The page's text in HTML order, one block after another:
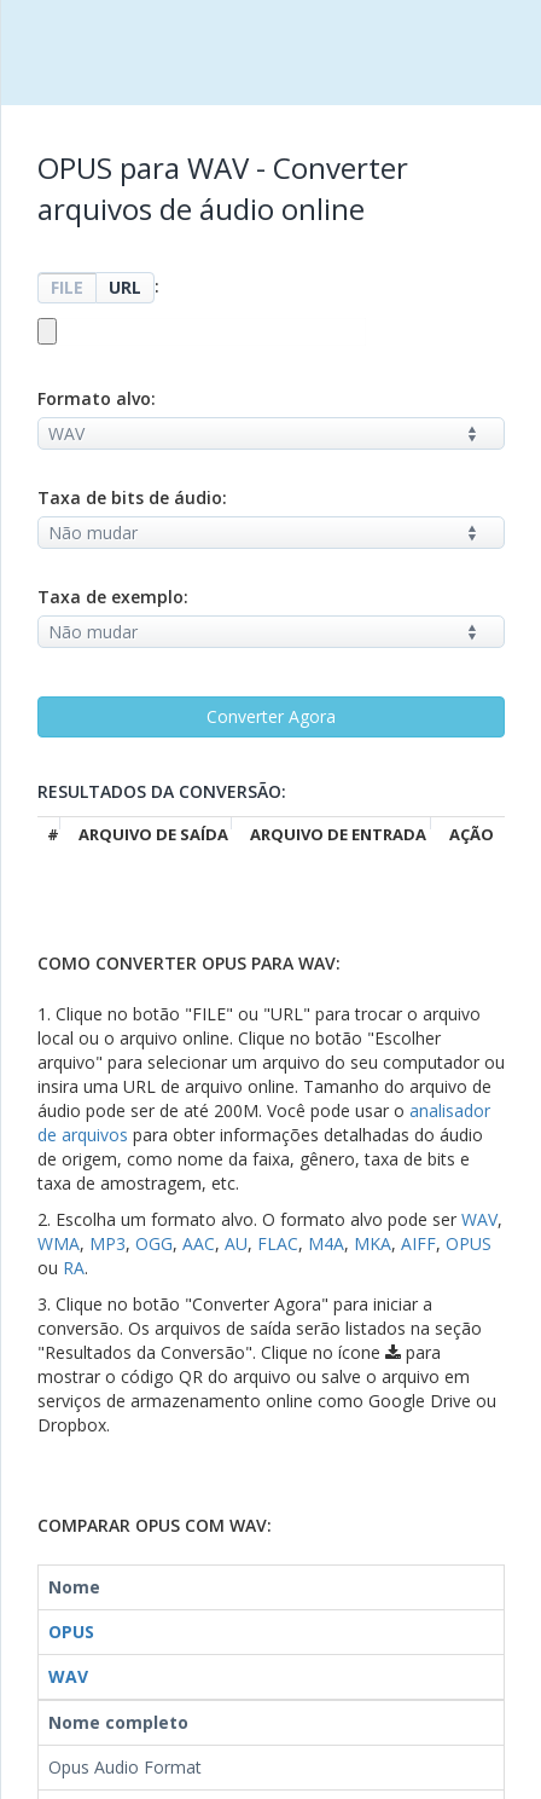
OPUS para WAV - Converter
arquivos de áudio online
FILE URL :
Formato alvo:
Taxa de bits de áudio:
Taxa de exemplo:
RESULTADOS DA CONVERSÃO:
# ARQUIVO DE SAÍDA ARQUIVO DE ENTRADA AÇÃO
COMO CONVERTER OPUS PARA WAV:
1. Clique no botão "FILE" ou "URL" para trocar o arquivo
local ou o arquivo online. Clique no botão "Escolher
arquivo" para selecionar um arquivo do seu computador ou
insira uma URL de arquivo online. Tamanho do arquivo de
áudio pode ser de até 200M. Você pode usar o analisador
de arquivos para obter informações detalhadas do áudio
de origem, como nome da faixa, gênero, taxa de bits e
taxa de amostragem, etc.
2. Escolha um formato alvo. O formato alvo pode ser WAV,
WMA, MP3, OGG, AAC, AU, FLAC, M4A, MKA, AIFF, OPUS
ou RA.
3. Clique no botão "Converter Agora" para iniciar a
conversão. Os arquivos de saída serão listados na seção
"Resultados da Conversão". Clique no ícone
para
mostrar o código QR do arquivo ou salve o arquivo em
serviços de armazenamento online como Google Drive ou
Dropbox.
COMPARAR OPUS COM WAV:
Nome
OPUS
WAV
Nome completo
Opus Audio Format